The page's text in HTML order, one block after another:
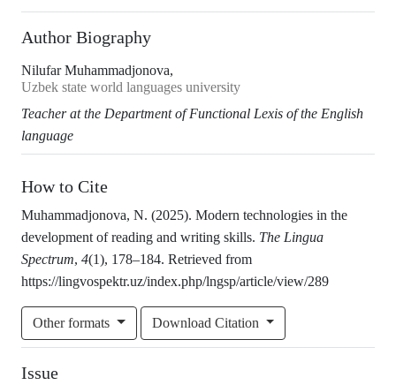
Author Biography
Nilufar Muhammadjonova,
Uzbek state world languages university
Teacher at the Department of Functional Lexis of the English
language
How to Cite
Muhammadjonova, N. (2025). Modern technologies in the
development of reading and writing skills. The Lingua
Spectrum, 4(1), 178–184. Retrieved from
https://lingvospektr.uz/index.php/lngsp/article/view/289
Other formats Download Citation
Issue